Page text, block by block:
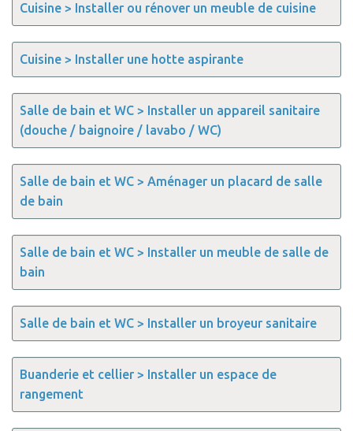
Cuisine > Installer ou rénover un meuble de cuisine
Cuisine > Installer une hotte aspirante
Salle de bain et WC > Installer un appareil sanitaire
(douche / baignoire / lavabo / WC)
Salle de bain et WC > Aménager un placard de salle
de bain
Salle de bain et WC > Installer un meuble de salle de
bain
Salle de bain et WC > Installer un broyeur sanitaire
Buanderie et cellier > Installer un espace de
rangement